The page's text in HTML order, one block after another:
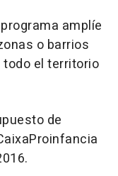
amplíe
o barrios
el territorio
de